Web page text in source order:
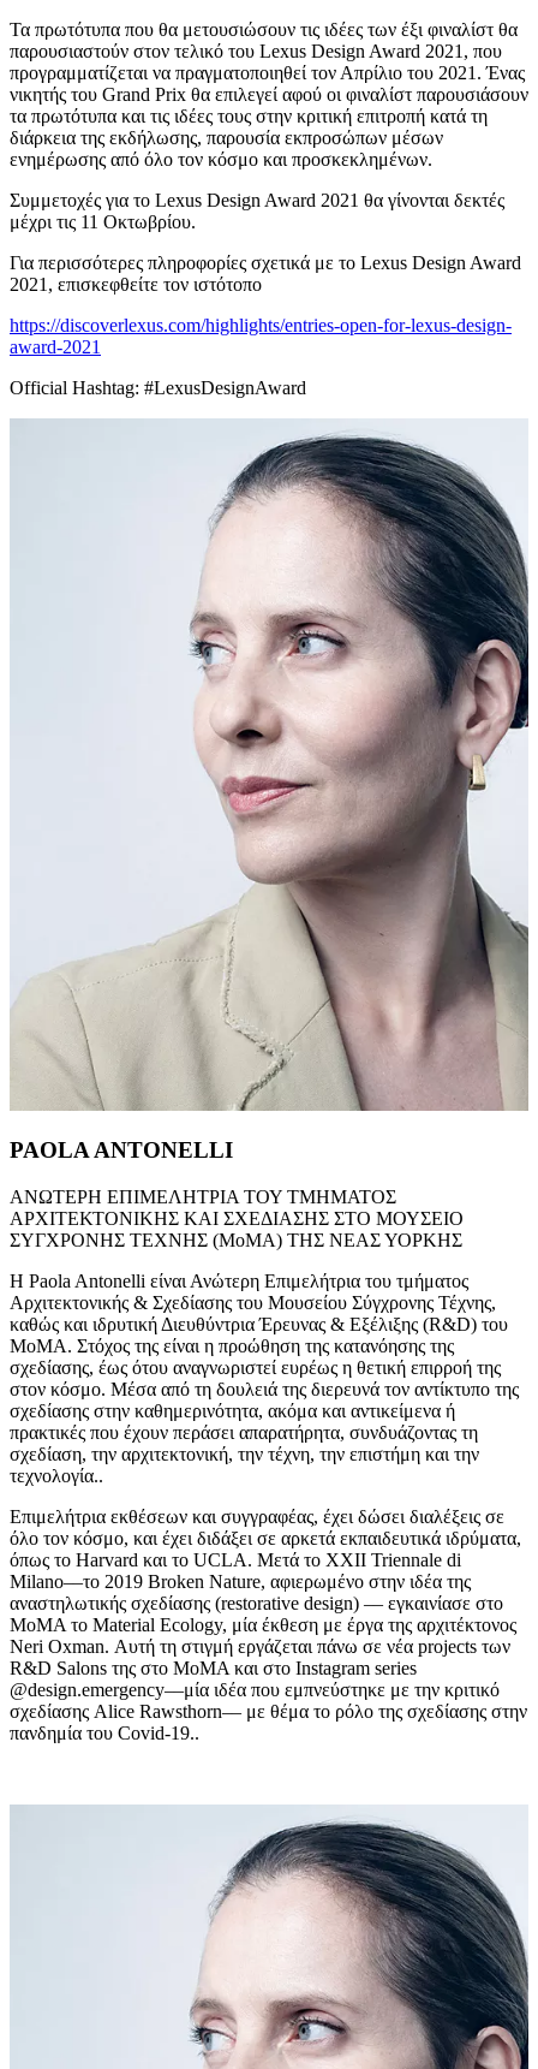
Τα πρωτότυπα που θα μετουσιώσουν τις ιδέες των έξι φιναλίστ θα
παρουσιαστούν στον τελικό του Lexus Design Award 2021, που
προγραμματίζεται να πραγματοποιηθεί τον Απρίλιο του 2021. Ένας
νικητής του Grand Prix θα επιλεγεί αφού οι φιναλίστ παρουσιάσουν
τα πρωτότυπα και τις ιδέες τους στην κριτική επιτροπή κατά τη
διάρκεια της εκδήλωσης, παρουσία εκπροσώπων μέσων
ενημέρωσης από όλο τον κόσμο και προσκεκλημένων.
Συμμετοχές για το Lexus Design Award 2021 θα γίνονται δεκτές
μέχρι τις 11 Οκτωβρίου.
Για περισσότερες πληροφορίες σχετικά με το Lexus Design Award
2021, επισκεφθείτε τον ιστότοπο
https://discoverlexus.com/highlights/entries-open-for-lexus-design-
award-2021
Official Hashtag: #LexusDesignAward
PAOLA ANTONELLI
ΑΝΩΤΕΡΗ ΕΠΙΜΕΛΗΤΡΙΑ ΤΟΥ ΤΜΗΜΑΤΟΣ
ΑΡΧΙΤΕΚΤΟΝΙΚΗΣ ΚΑΙ ΣΧΕΔΙΑΣΗΣ ΣΤΟ ΜΟΥΣΕΙΟ
ΣΥΓΧΡΟΝΗΣ ΤΕΧΝΗΣ (MoMA) ΤΗΣ ΝΕΑΣ ΥΟΡΚΗΣ
Η Paola Antonelli είναι Ανώτερη Επιμελήτρια του τμήματος
Αρχιτεκτονικής & Σχεδίασης του Μουσείου Σύγχρονης Τέχνης,
καθώς και ιδρυτική Διευθύντρια Έρευνας & Εξέλιξης (R&D) του
MoMA. Στόχος της είναι η προώθηση της κατανόησης της
σχεδίασης, έως ότου αναγνωριστεί ευρέως η θετική επιρροή της
στον κόσμο. Μέσα από τη δουλειά της διερευνά τον αντίκτυπο της
σχεδίασης στην καθημερινότητα, ακόμα και αντικείμενα ή
πρακτικές που έχουν περάσει απαρατήρητα, συνδυάζοντας τη
σχεδίαση, την αρχιτεκτονική, την τέχνη, την επιστήμη και την
τεχνολογία..
Επιμελήτρια εκθέσεων και συγγραφέας, έχει δώσει διαλέξεις σε
όλο τον κόσμο, και έχει διδάξει σε αρκετά εκπαιδευτικά ιδρύματα,
όπως το Harvard και το UCLA. Μετά το XXII Triennale di
Milano––το 2019 Broken Nature, αφιερωμένο στην ιδέα της
αναστηλωτικής σχεδίασης (restorative design) –– εγκαινίασε στο
MoMA το Material Ecology, μία έκθεση με έργα της αρχιτέκτονος
Neri Oxman. Αυτή τη στιγμή εργάζεται πάνω σε νέα projects των
R&D Salons της στο MoMA και στο Instagram series
@design.emergency––μία ιδέα που εμπνεύστηκε με την κριτικό
σχεδίασης Alice Rawsthorn–– με θέμα το ρόλο της σχεδίασης στην
πανδημία του Covid-19..